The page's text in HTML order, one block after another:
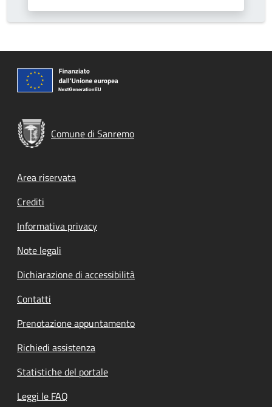
Comune di Sanremo
Footer menu
Area riservata
Crediti
Informativa privacy
Note legali
Dichiarazione di accessibilità
Contatti
Prenotazione appuntamento
Richiedi assistenza
Statistiche del portale
Leggi le FAQ